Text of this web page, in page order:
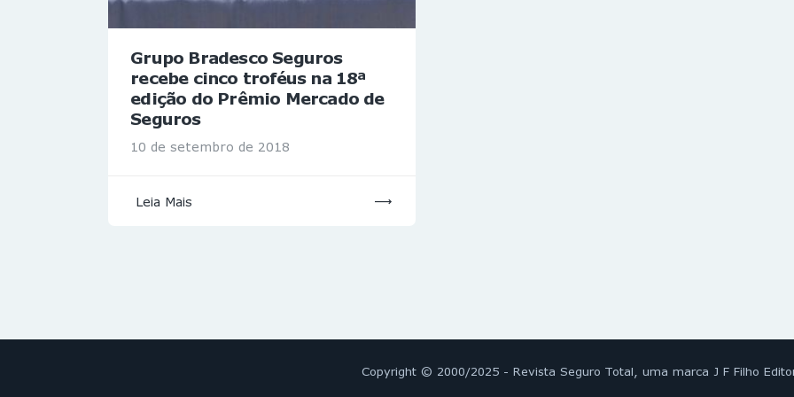
Grupo Bradesco Seguros
recebe cinco troféus na 18ª
edição do Prêmio Mercado de
Seguros
10 de setembro de 2018
Leia Mais
Copyright © 2000/2025 - Revista Seguro Total, uma marca J F Filho